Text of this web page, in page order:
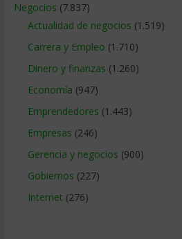
Negocios (7.837)
Actualidad de negocios (1.519)
Carrera y Empleo (1.710)
Dinero y finanzas (1.260)
Economía (947)
Emprendedores (1.443)
Empresas (246)
Gerencia y negocios (900)
Gobiernos (227)
Internet (276)